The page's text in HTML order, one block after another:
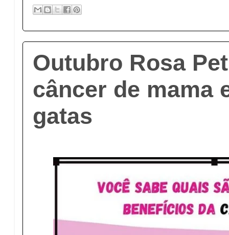
Outubro Rosa
câncer de mama
gatas